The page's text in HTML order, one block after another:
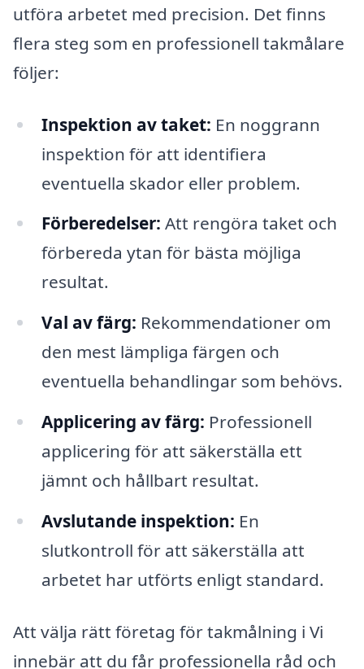
utföra arbetet med precision. Det finns
flera steg som en professionell takmålare
följer:
Inspektion av taket: En noggrann
inspektion för att identifiera
eventuella skador eller problem.
Förberedelser: Att rengöra taket och
förbereda ytan för bästa möjliga
resultat.
Val av färg: Rekommendationer om
den mest lämpliga färgen och
eventuella behandlingar som behövs.
Applicering av färg: Professionell
applicering för att säkerställa ett
jämnt och hållbart resultat.
Avslutande inspektion: En
slutkontroll för att säkerställa att
arbetet har utförts enligt standard.
Att välja rätt företag för takmålning i Vi
innebär att du får professionella råd och